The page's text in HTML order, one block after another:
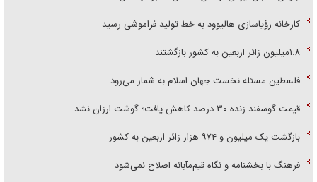
کارخانه رؤیاسازی هالیوود به خط تولید فراموشی رسید
۱.۸میلیون زائر اربعین به کشور بازگشتند
فلسطین مسئله نخست جهان اسلام به شمار می‌رود
قیمت گوسفند زنده ۳۰ درصد کاهش یافت؛ گوشت ارزان نشد
بازگشت یک میلیون و ۹۷۴ هزار زائر اربعین به کشور
فرهنگ با بخشنامه و نگاه قیم‌مآبانه اصلاح نمی‌شود